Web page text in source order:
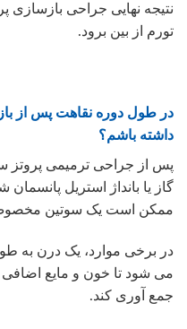
نتیجه نهایی جراحی بازسازی
تورم از بین برود.
در طول دوره نقاهت پس از
داشته باشم؟
پس از جراحی ترمیمی
گاز یا بانداژ استریل
ممکن است یک سوتین
در برخی موارد، یک درن به
می شود تا خون و مایع
جمع آوری کند.